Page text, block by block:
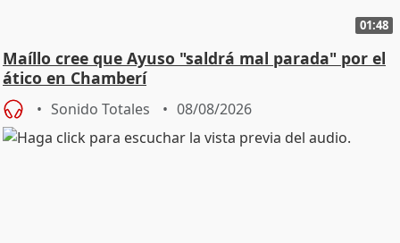
01:48
Maíllo cree que Ayuso "saldrá mal parada" por el
ático en Chamberí
Sonido Totales 08/08/2026